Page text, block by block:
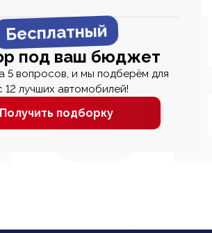
Бесплатный
под ваш бюджет
5 вопросов, и мы подберём для
12 лучших автомобилей!
Получить подборку